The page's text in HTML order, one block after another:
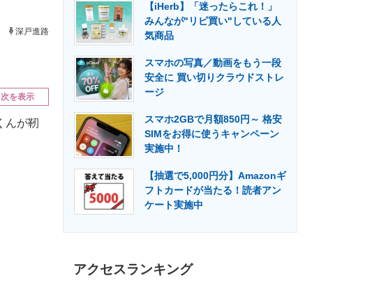
エネルギーの専門メディア 建設×テクノロジーの最前線
深戸進路
次を表示
んが靭
【iHerb】「迷ったらこれ！」
みんなが"リピ買い"している人
気商品
スマホの写真／動画をもう一段
安全に 買い切りクラウドストレ
ージ
スマホ2GBで月額850円～ 格安
SIMをお得に使うキャンペーン
実施中！
【抽選で5,000円分】Amazonギ
フトカードが当たる！読者アン
ケート実施中
アクセスランキング